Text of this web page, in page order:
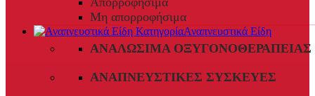
Μη απορροφήσιμα
Αναπνευστικά Είδη
ΑΝΑΛΏΣΙΜΑ ΟΞΥΓΟΝΟΘΕΡΑΠΕΊΑΣ
ΑΝΑΠΝΕΥΣΤΙΚΈΣ ΣΥΣΚΕΥΈΣ